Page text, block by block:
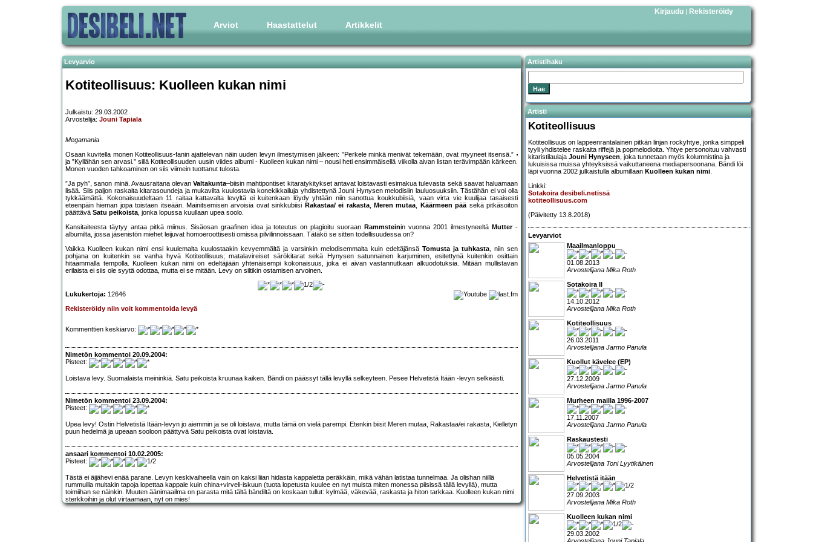
Arviot Haastattelut Artikkelit
Kirjaudu | Rekisteröidy
Levyarvio
Kotiteollisuus: Kuolleen kukan nimi
Julkaistu: 29.03.2002
Arvostelija: Jouni Tapiala
Megamania
Osaan kuvitella monen Kotiteollisuus-fanin ajattelevan näin uuden levyn ilmestymisen jälkeen: ”Perkele minkä menivät tekemään, ovat myyneet itsensä.”
ja ”Kyllähän sen arvasi.” sillä Kotiteollisuuden uusin viides albumi - Kuolleen kukan nimi – nousi heti ensimmäisellä viikolla aivan listan terävimpään kärkeen.
Monen vuoden tahkoaminen on siis viimein tuottanut tulosta.
”Ja pyh”, sanon minä. Avausraitana olevanValtakunta–biisin mahtipontiset kitaratykitykset antavat loistavasti esimakua tulevasta sekä saavat haluamaan
lisää. Siis paljon raskaita kitarasoundeja ja mukavilta kuulostavia konekikkailuja yhdistettynä Jouni Hynysen melodisiin lauluosuuksiin. Tästähän ei voi olla
tykkäämättä. Kokonaisuudeltaan 11 raitaa kattavalta levyltä ei kuitenkaan löydy yhtään niin sanottua koukkubiisiä, vaan virta vie kuulijaa tasaisesti
eteenpäin hieman jopa toistaen itseään. Mainitsemisen arvoisia ovat sinkkubiisi Rakastaa/ ei rakasta, Meren mutaa, Käärmeen pääsekä pitkäsoiton
päättävä Satu peikoista, jonka lopussa kuullaan upea soolo.
Kansitaiteesta täytyy antaa pitkä miinus. Sisäosan graafinen idea ja toteutus on plagioitu suoraan Rammsteinin vuonna 2001 ilmestyneeltä Mutter-
albumilta, jossa jäsenistön miehet leijuvat homoeroottisesti omissa pilvilinnoissaan. Tätäkö se sitten todellisuudessa on?
Vaikka Kuolleen kukan nimi ensi kuulemalta kuulostaakin kevyemmältä ja varsinkin melodisemmalta kuin edeltäjänsä Tomusta ja tuhkasta, niin sen
pohjana on kuitenkin se vanha hyvä Kotiteollisuus; matalavireiset särökitarat sekä Hynysen satunnainen karjuminen, esitettynä kuitenkin osittain
hitaammalla tempolla. Kuolleen kukan nimi on edeltäjiään yhtenäisempi kokonaisuus, joka ei aivan vastannutkaan alkuodotuksia. Mitään mullistavan
erilaista ei siis ole syytä odottaa, mutta ei se mitään. Levy on siltikin ostamisen arvoinen.
Lukukertoja: 12646
Rekisteröidy niin voit kommentoida levyä
Kommenttien keskiarvo:
Nimetön kommentoi 20.09.2004:
Pisteet:
Loistava levy. Suomalaista meininkiä. Satu peikoista kruunaa kaiken. Bändi on päässyt tällä levyllä selkeyteen. Pesee Helvetistä Itään -levyn selkeästi.
Nimetön kommentoi 23.09.2004:
Pisteet:
Upea levy! Ostin Helvetistä Itään-levyn jo aiemmin ja se oli loistava, mutta tämä on vielä parempi. Etenkin biisit Meren mutaa, Rakastaa/ei rakasta, Kielletyn
puun hedelmä ja upeaan sooloon päättyvä Satu peikoista ovat loistavia.
ansaari kommentoi 10.02.2005:
Pisteet:
Tästä ei äijähevi enää parane. Levyn keskivaiheella vain on kaksi liian hidasta kappaletta peräkkäin, mikä vähän latistaa tunnelmaa. Ja olishan niillä
rummuilla muitakin tapoja lopettaa kappale kuin china+virveli-iskuun (tuota lopetusta kuulee en nyt muista miten monessa piisissä tällä levyllä), mutta
toimiihan se näinkin. Muuten äänimaailma on parasta mitä tältä bändiltä on koskaan tullut: kylmää, väkevää, raskasta ja hiton tarkkaa. Kuolleen kukan nimi
sterkkoihin ja olut virtaamaan, nyt on mies!
Artistihaku
Artisti
Kotiteollisuus
Kotiteollisuus on lappeenrantalainen pitkän linjan rockyhtye, jonka simppeli
tyyli yhdistelee raskaita riffejä ja popmelodioita. Yhtye personoituu vahvasti
kitaristilaulaja Jouni Hynyseen, joka tunnetaan myös kolumnistina ja
lukuisissa muissa yhteyksissä vaikuttaneena mediapersoonana. Bändi löi
läpi vuonna 2002 julkaistulla albumillaan Kuolleen kukan nimi.
Linkki:
Sotakoira desibeli.netissä
kotiteollisuus.com
(Päivitetty 13.8.2018)
Levyarviot
Maailmanloppu
01.08.2013
Arvostelijana Mika Roth
Sotakoira II
14.10.2012
Arvostelijana Mika Roth
Kotiteollisuus
26.03.2011
Arvostelijana Jarmo Panula
Kuollut kävelee (EP)
27.12.2009
Arvostelijana Jarmo Panula
Murheen mailla 1996-2007
17.11.2007
Arvostelijana Jarmo Panula
Raskaustesti
05.05.2004
Arvostelijana Toni Lyytikäinen
Helvetistä itään
27.09.2003
Arvostelijana Mika Roth
Kuolleen kukan nimi
29.03.2002